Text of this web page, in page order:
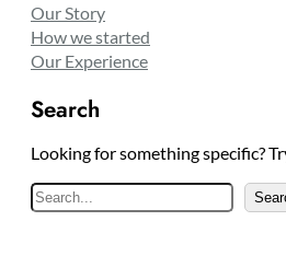
Our Story
How we started
Our Experience
Search
Looking for something specific?
S
e